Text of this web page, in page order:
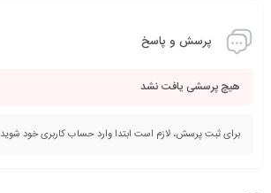
پرسش و پاسخ
هیچ پرسشی یافت نشد
برای ثبت پرسش، لازم است ابتدا وارد حساب کاربری خود شوید